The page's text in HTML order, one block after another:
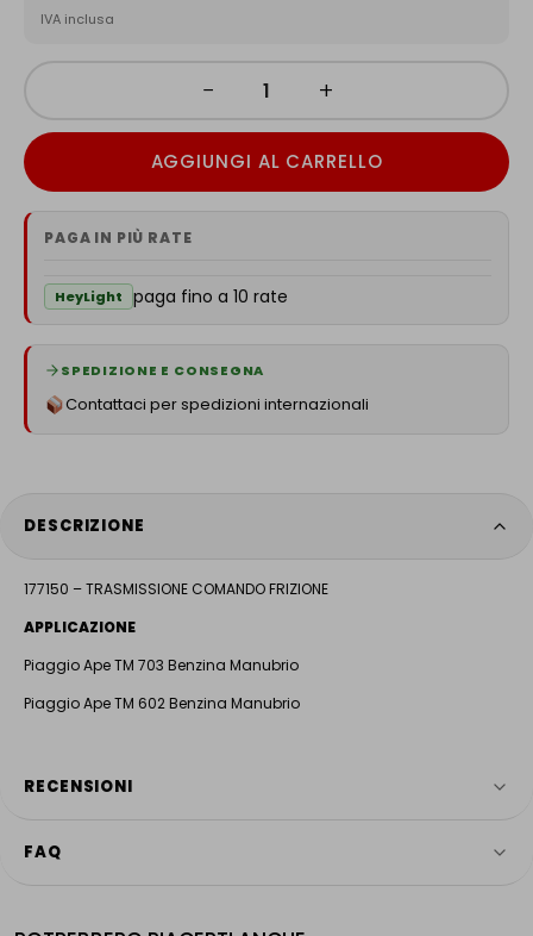
IVA inclusa
− +
AGGIUNGI AL CARRELLO
PAGA IN PIÙ RATE
HeyLight paga fino a 10 rate
SPEDIZIONE E CONSEGNA
Contattaci per spedizioni internazionali
DESCRIZIONE
177150 – TRASMISSIONE COMANDO FRIZIONE
APPLICAZIONE
Piaggio Ape TM 703 Benzina Manubrio
Piaggio Ape TM 602 Benzina Manubrio
RECENSIONI
FAQ